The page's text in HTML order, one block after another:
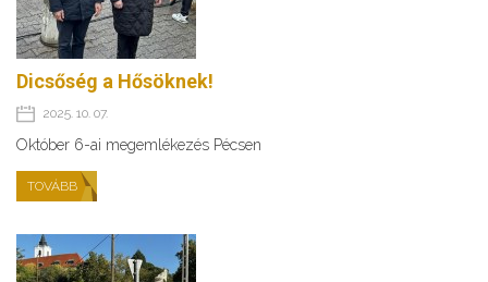
Dicsőség a Hősöknek!
2025. 10. 07.
Október 6-ai megemlékezés Pécsen
TOVÁBB